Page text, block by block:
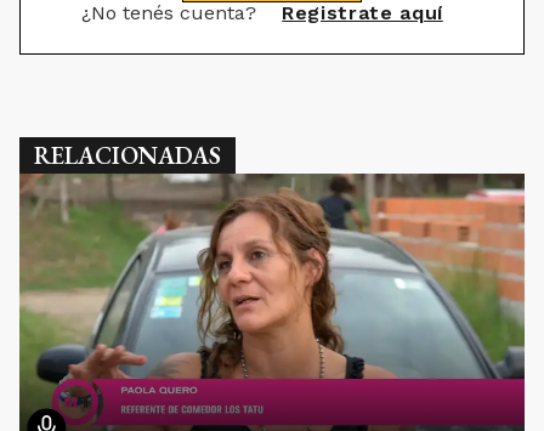
¿No tenés cuenta? Registrate aquí
RELACIONADAS